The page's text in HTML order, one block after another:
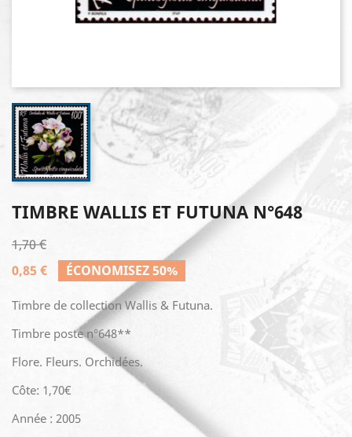
TIMBRE WALLIS ET FUTUNA N°648
1,70 €
0,85 €
ÉCONOMISEZ 50%
Timbre de collection Wallis & Futuna.
Timbre poste n°648**
Flore. Fleurs. Orchidées.
Côte: 1,70€
Année : 2005